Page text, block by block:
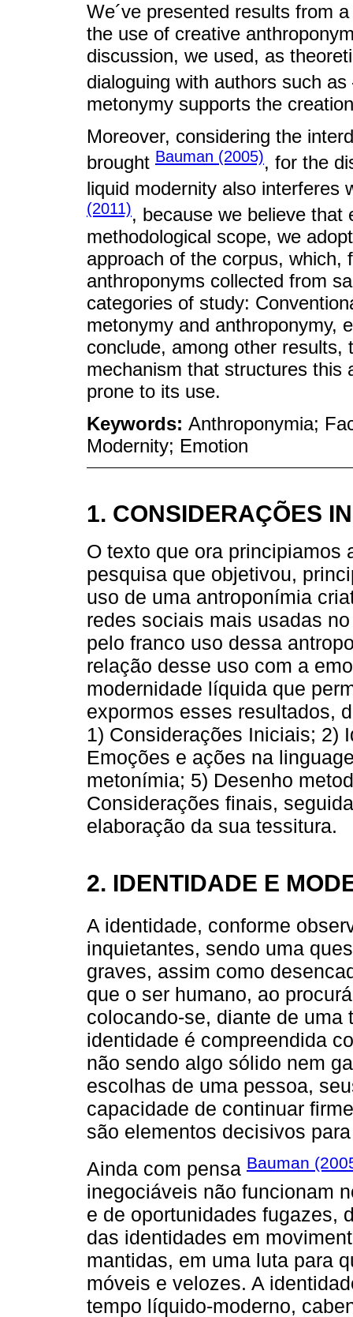
We´ve presented results from
the use of creative
discussion, we used, as
dialoguing with authors such as
metonymy supports the
Moreover, considering the
brought Bauman (2005), for the
liquid modernity also
(2011), because we believe that
methodological scope, we
approach of the corpus,
anthroponyms collected from
categories of study:
metonymy and anthroponymy,
conclude, among other
mechanism that structures this
prone to its use.
Keywords: Anthroponymia;
Modernity; Emotion
1. CONSIDERAÇÕES
O texto que ora principiamos
pesquisa que objetivou,
uso de uma antroponímia
redes sociais mais usadas
pelo franco uso dessa
relação desse uso com a
modernidade líquida que
expormos esses resultados,
1) Considerações Iniciais; 2)
Emoções e ações na
metonímia; 5) Desenho
Considerações finais,
elaboração da sua tessitura.
2. IDENTIDADE E
A identidade, conforme
inquietantes, sendo uma
graves, assim como
que o ser humano, ao
colocando-se, diante de
identidade é compreendida
não sendo algo sólido nem
escolhas de uma pessoa,
capacidade de continuar
são elementos decisivos
Ainda com pensa Bauman
inegociáveis não funcionam
e de oportunidades fugazes,
das identidades em
mantidas, em uma luta para
móveis e velozes. A
tempo líquido-moderno,